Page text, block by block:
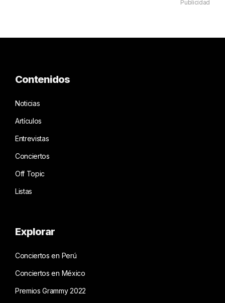
Publicidad
Contenidos
Noticias
Artículos
Entrevistas
Conciertos
Off Topic
Listas
Explorar
Conciertos en Perú
Conciertos en México
Premios Grammy 2022